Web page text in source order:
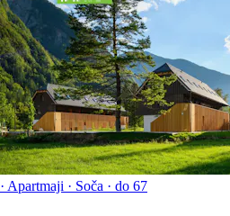
· Apartmaji · Soča · do 67